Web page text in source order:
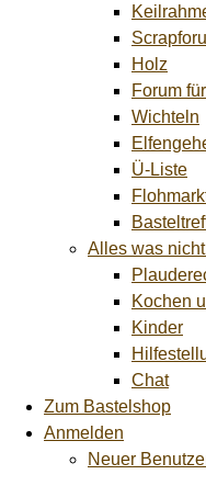
Holz
Forum
Wichteln
Ü-Liste
Alles was
Kochen
Kinder
Chat
Zum Bastelshop
Anmelden
Neuer